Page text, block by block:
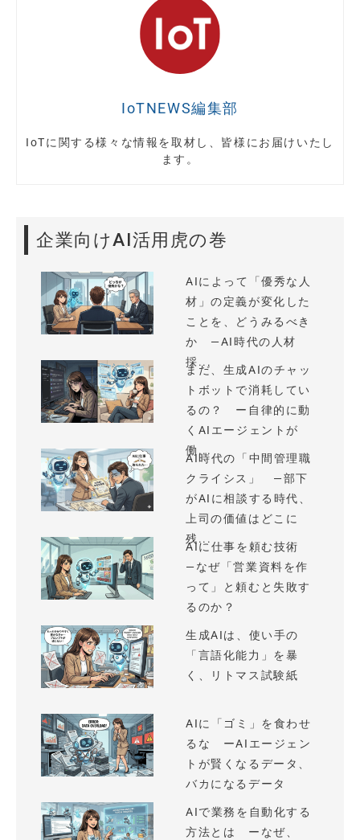
IoTNEWS編集部
IoTに関する様々な情報を取材し、皆様にお届けいたし
ます。
企業向けAI活用虎の巻
AIによって「優秀な人
材」の定義が変化した
ことを、どうみるべき
か —AI時代の人材
採...
まだ、生成AIのチャッ
トボットで消耗してい
るの？ ー自律的に動
くAIエージェントが
働...
AI時代の「中間管理職
クライシス」 —部下
がAIに相談する時代、
上司の価値はどこに
残...
AIに仕事を頼む技術
—なぜ「営業資料を作
って」と頼むと失敗す
るのか？
生成AIは、使い手の
「言語化能力」を暴
く、リトマス試験紙
AIに「ゴミ」を食わせ
るな ーAIエージェン
トが賢くなるデータ、
バカになるデータ
AIで業務を自動化する
方法とは ーなぜ、